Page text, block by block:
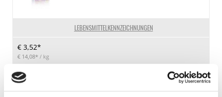
LEBENSMITTELKENNZEICHNUNGEN
€ 3,52*
€ 14,08* / kg